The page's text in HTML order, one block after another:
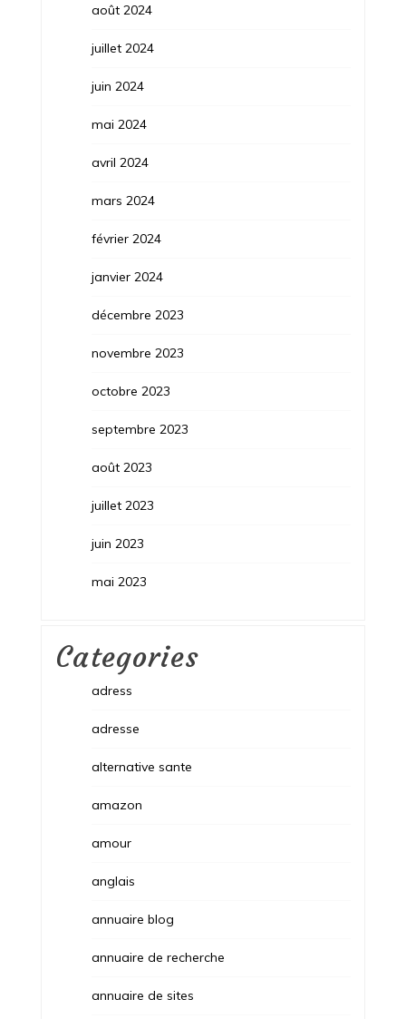
août 2024
juillet 2024
juin 2024
mai 2024
avril 2024
mars 2024
février 2024
janvier 2024
décembre 2023
novembre 2023
octobre 2023
septembre 2023
août 2023
juillet 2023
juin 2023
mai 2023
Categories
adress
adresse
alternative sante
amazon
amour
anglais
annuaire blog
annuaire de recherche
annuaire de sites